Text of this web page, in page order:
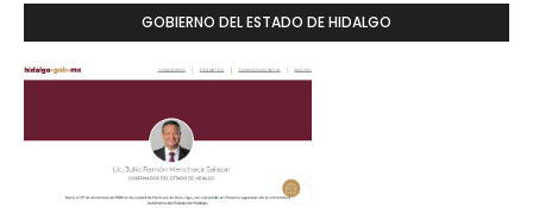
GOBIERNO DEL ESTADO DE HIDALGO